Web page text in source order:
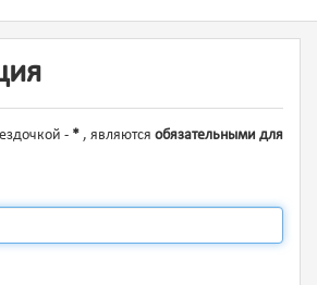
- * , являются обязательными для